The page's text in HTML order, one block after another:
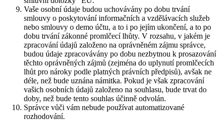
Vaše osobní údaje budou uchovávány po dobu trvání
smlouvy o poskytování informačních a vzdělávacích služeb
nebo smlouvy o demo účtu, a to i po jejím ukončení, a to po
dobu trvání zákonné promlčecí lhůty. V rozsahu, v jakém je
zpracování údajů založeno na oprávněném zájmu správce,
budou údaje zpracovávány po dobu nezbytnou k prosazování
těchto oprávněných zájmů (zejména do uplynutí promlčecích
lhůt pro nároky podle platných právních předpisů), avšak ne
déle, než bude uznána námitka. Pokud je však zpracování
vašich osobních údajů založeno na souhlasu, bude trvat do
doby, než bude tento souhlas účinně odvolán.
Správce vůči vám nebude používat automatizované
rozhodování.